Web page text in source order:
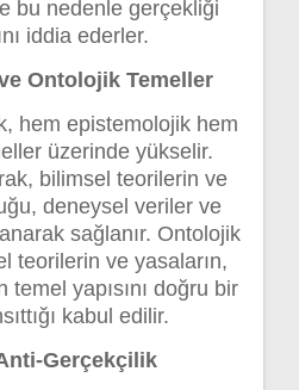
bu nedenle gerçekliği
iddia ederler.
Ontolojik Temeller
hem epistemolojik hem
üzerinde yükselir.
bilimsel teorilerin ve
deneysel veriler ve
sağlanır. Ontolojik
teorilerin ve yasaların,
temel yapısını doğru bir
kabul edilir.
Gerçekçilik